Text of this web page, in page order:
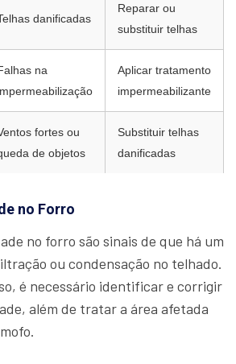
danificadas
Reparar ou
substituir telhas
na
Aplicar tratamento
impermeabilizante
fortes ou
de objetos
Substituir telhas
danificadas
no Forro
no forro são sinais de que há um
ou condensação no telhado.
é necessário identificar e corrigir
além de tratar a área afetada